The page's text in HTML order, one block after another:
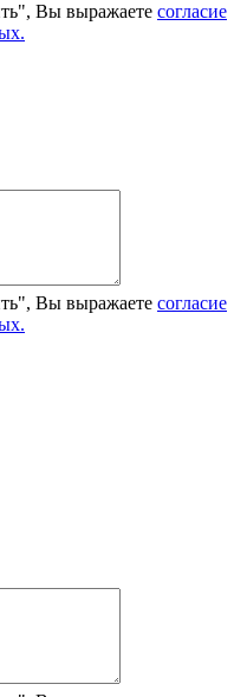
Вы выражаете согласие
Вы выражаете согласие